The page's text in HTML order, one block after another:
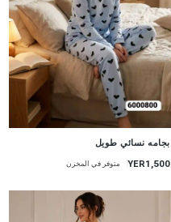
بجامه نسائي طويل
YER1,500 متوفر في المخزن